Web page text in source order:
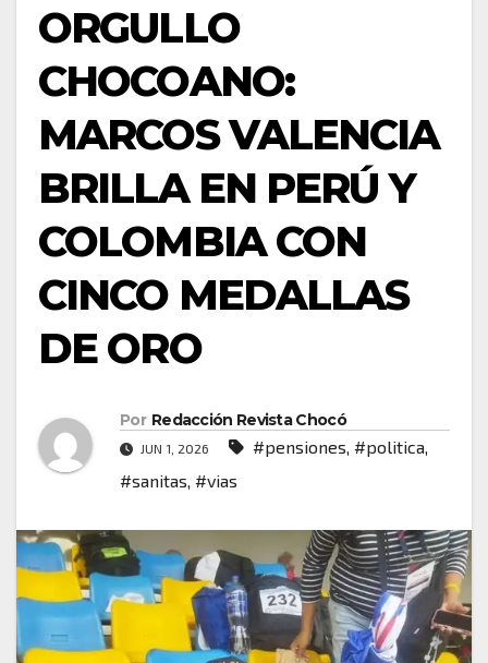
ORGULLO
CHOCOANO:
MARCOS VALENCIA
BRILLA EN PERÚ Y
COLOMBIA CON
CINCO MEDALLAS
DE ORO
Por Redacción Revista Chocó
JUN 1, 2026 #pensiones, #politica,
#sanitas, #vias